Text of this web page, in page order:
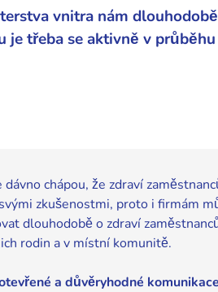
vnitra nám
je třeba se aktivně v
chápou, že zdraví
zkušenostmi, proto i firmám
dlouhodobě o zdraví
rodin a v místní komunitě.
a důvěryhodné komunikace